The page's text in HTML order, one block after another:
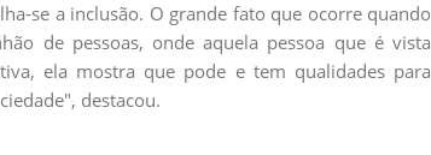
se a inclusão. O grande fato que ocorre quando
de pessoas, onde aquela pessoa que é vista
ela mostra que pode e tem qualidades para
destacou.